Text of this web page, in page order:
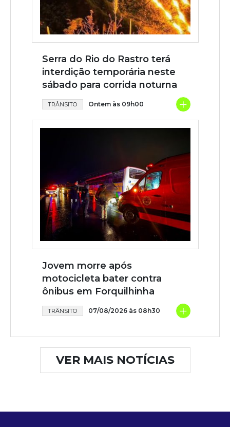
Serra do Rio do Rastro terá
interdição temporária neste
sábado para corrida noturna
TRÂNSITO Ontem às 09h00 +
Jovem morre após
motocicleta bater contra
ônibus em Forquilhinha
TRÂNSITO 07/08/2026 às 08h30 +
VER MAIS NOTÍCIAS